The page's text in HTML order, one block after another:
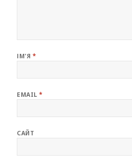
ІМ'Я *
EMAIL*
САЙТ